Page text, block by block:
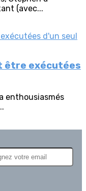
(avec...
être exécutées
enthousiasmés